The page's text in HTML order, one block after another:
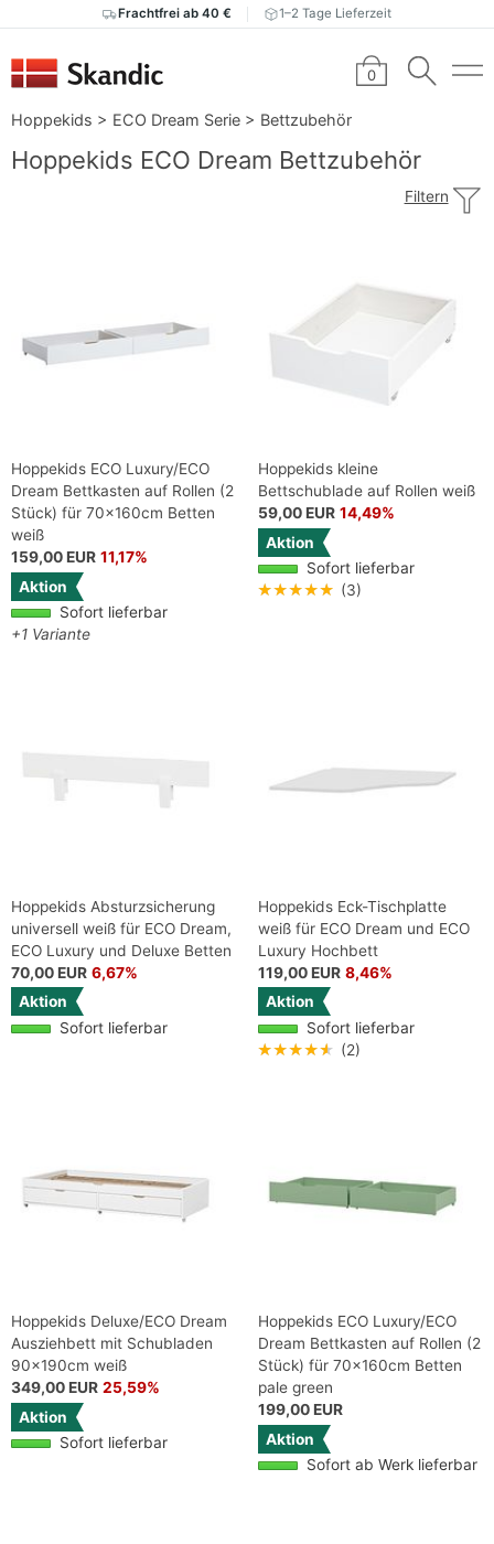
Frachtfrei ab 40 € 1–2 Tage Lieferzeit
0
Hoppekids > ECO Dream Serie > Bettzubehör
Hoppekids ECO Dream Bettzubehör
Filtern
Hoppekids ECO Luxury/ECO
Dream Bettkasten auf Rollen (2
Stück) für 70x160cm Betten
weiß
159,00 EUR 11,17%
Aktion
Sofort lieferbar
+1 Variante
Hoppekids kleine
Bettschublade auf Rollen weiß
59,00 EUR 14,49%
Aktion
Sofort lieferbar
★★★★★ (3)
Hoppekids Absturzsicherung
universell weiß für ECO Dream,
ECO Luxury und Deluxe Betten
70,00 EUR 6,67%
Aktion
Sofort lieferbar
Hoppekids Eck-Tischplatte
weiß für ECO Dream und ECO
Luxury Hochbett
119,00 EUR 8,46%
Aktion
Sofort lieferbar
★★★★★ (2)
Hoppekids Deluxe/ECO Dream
Ausziehbett mit Schubladen
90x190cm weiß
349,00 EUR 25,59%
Aktion
Sofort lieferbar
Hoppekids ECO Luxury/ECO
Dream Bettkasten auf Rollen (2
Stück) für 70x160cm Betten
pale green
199,00 EUR
Aktion
Sofort ab Werk lieferbar